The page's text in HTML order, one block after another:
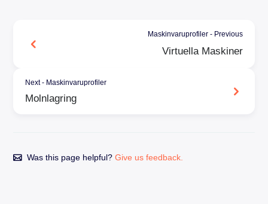
Maskinvaruprofiler - Previous
Virtuella Maskiner
Next - Maskinvaruprofiler
Molnlagring
Was this page helpful? Give us feedback.